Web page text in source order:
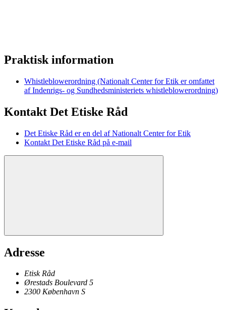
Praktisk information
Whistleblowerordning (Nationalt Center for Etik er omfattet
af Indenrigs- og Sundhedsministeriets whistleblowerordning)
Kontakt Det Etiske Råd
Det Etiske Råd er en del af Nationalt Center for Etik
Kontakt Det Etiske Råd på e-mail
Adresse
Etisk Råd
Ørestads Boulevard 5
2300 København S